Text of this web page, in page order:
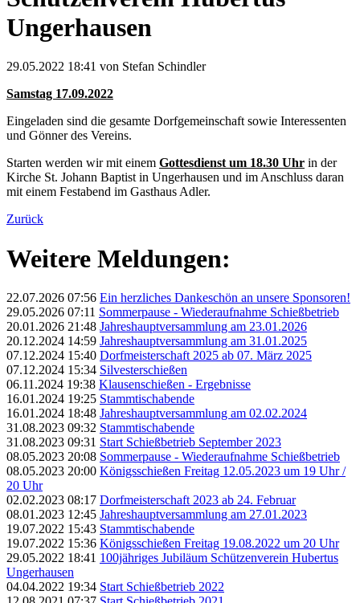
Ungerhausen
29.05.2022 18:41 von Stefan Schindler
Samstag 17.09.2022
Eingeladen sind die gesamte Dorfgemeinschaft sowie Interessenten
und Gönner des Vereins.
Starten werden wir mit einem Gottesdienst um 18.30 Uhr in der
Kirche St. Johann Baptist in Ungerhausen und im Anschluss daran
mit einem Festabend im Gasthaus Adler.
Zurück
Weitere Meldungen:
22.07.2026 07:56 Ein herzliches Dankeschön an unsere Sponsoren!
29.05.2026 07:11 Sommerpause - Wiederaufnahme Schießbetrieb
20.01.2026 21:48 Jahreshauptversammlung am 23.01.2026
20.12.2024 14:59 Jahreshauptversammlung am 31.01.2025
07.12.2024 15:40 Dorfmeisterschaft 2025 ab 07. März 2025
07.12.2024 15:34 Silvesterschießen
06.11.2024 19:38 Klausenschießen - Ergebnisse
16.01.2024 19:25 Stammtischabende
16.01.2024 18:48 Jahreshauptversammlung am 02.02.2024
31.08.2023 09:32 Stammtischabende
31.08.2023 09:31 Start Schießbetrieb September 2023
08.05.2023 20:08 Sommerpause - Wiederaufnahme Schießbetrieb
08.05.2023 20:00 Königsschießen Freitag 12.05.2023 um 19 Uhr /
20 Uhr
02.02.2023 08:17 Dorfmeisterschaft 2023 ab 24. Februar
08.01.2023 12:45 Jahreshauptversammlung am 27.01.2023
19.07.2022 15:43 Stammtischabende
19.07.2022 15:36 Königsschießen Freitag 19.08.2022 um 20 Uhr
29.05.2022 18:41 100jähriges Jubiläum Schützenverein Hubertus
Ungerhausen
04.04.2022 19:34 Start Schießbetrieb 2022